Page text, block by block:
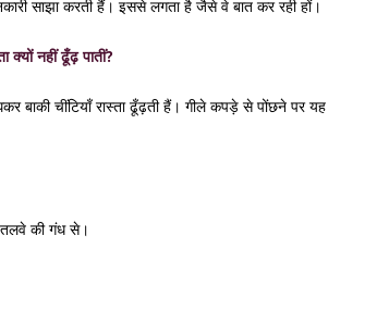
साझा करती हैं। इससे लगता है जैसे वे बात कर रही हों।
क्यों नहीं ढूँढ़ पातीं?
बाकी चींटियाँ रास्ता ढूँढ़ती हैं। गीले कपड़े से पोंछने पर यह
तलवे की गंध से।